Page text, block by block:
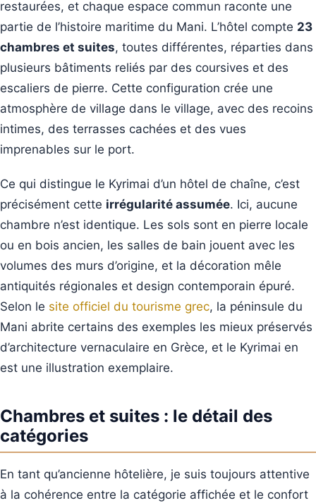
restaurées, et chaque espace commun raconte une
partie de l’histoire maritime du Mani. L’hôtel compte 23
chambres et suites, toutes différentes, réparties dans
plusieurs bâtiments reliés par des coursives et des
escaliers de pierre. Cette configuration crée une
atmosphère de village dans le village, avec des recoins
intimes, des terrasses cachées et des vues
imprenables sur le port.
Ce qui distingue le Kyrimai d’un hôtel de chaîne, c’est
précisément cette irrégularité assumée. Ici, aucune
chambre n’est identique. Les sols sont en pierre locale
ou en bois ancien, les salles de bain jouent avec les
volumes des murs d’origine, et la décoration mêle
antiquités régionales et design contemporain épuré.
Selon le site officiel du tourisme grec, la péninsule du
Mani abrite certains des exemples les mieux préservés
d’architecture vernaculaire en Grèce, et le Kyrimai en
est une illustration exemplaire.
Chambres et suites : le détail des
catégories
En tant qu’ancienne hôtelière, je suis toujours attentive
à la cohérence entre la catégorie affichée et le confort